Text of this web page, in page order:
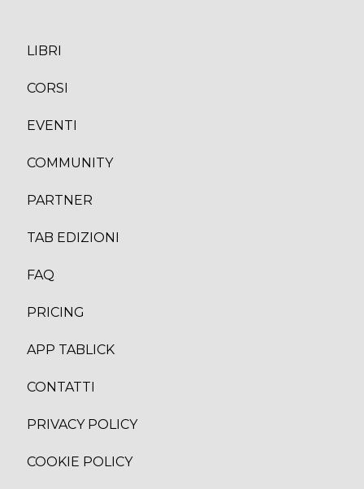
LIBRI
CORSI
EVENTI
COMMUNITY
PARTNER
TAB EDIZIONI
FAQ
PRICING
APP TABLICK
CONTATTI
PRIVACY POLICY
COOKIE POLICY